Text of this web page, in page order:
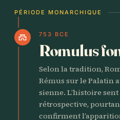
PÉRIODE MONARCHIQUE
castle 753 BCE
Romulus
Selon la tradition,
Rémus sur le Palatin
sienne. L’histoire
rétrospective,
confirment